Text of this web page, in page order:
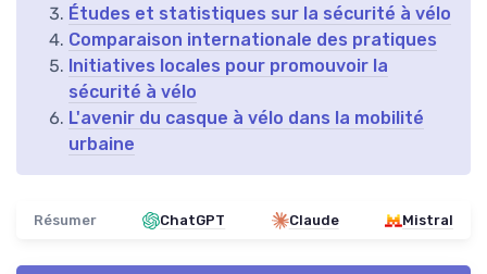
Études et statistiques sur la sécurité à vélo
Comparaison internationale des pratiques
Initiatives locales pour promouvoir la
sécurité à vélo
L'avenir du casque à vélo dans la mobilité
urbaine
Résumer ChatGPT Claude Mistral